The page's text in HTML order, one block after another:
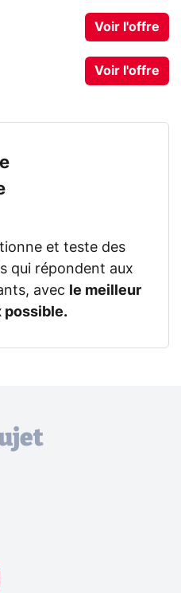
Voir l'offre
Voir l'offre
et teste des
qui répondent aux
avec
le meilleur
possible.